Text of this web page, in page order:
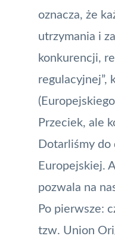
oznacza, że
utrzymania i
konkurencji,
regulacyjnej”,
Przeciek, ale
Dotarliśmy do
Europejskiej.
pozwala na
Po pierwsze:
tzw. Union